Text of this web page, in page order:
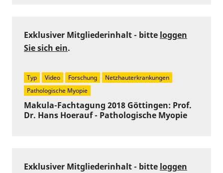
Makula-Fachtagung 2018 Göttingen: Prof.
Dr. Hans Hoerauf - Pathologische Myopie
Exklusiver Mitgliederinhalt - bitte loggen
Sie sich ein.
Typ Video Forschung
Netzhauterkrankungen
Pathologische Myopie
Exklusiver Mitgliederinhalt - bitte loggen